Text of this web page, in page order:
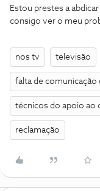
Estou prestes a
consigo ver o meu
nos tv televisão
falta de
técnicos do apoio ao
reclamação